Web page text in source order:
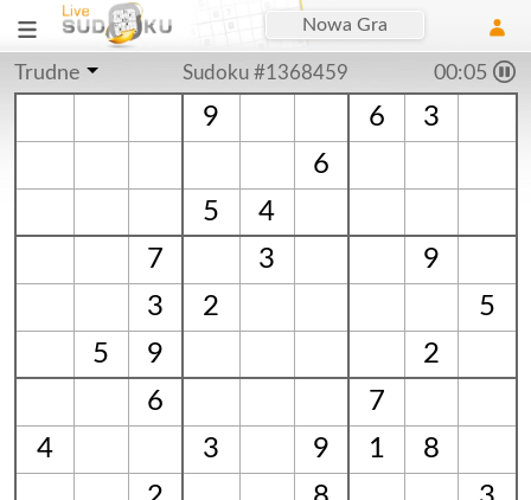
Nowa Gra
Trudne Sudoku #1368459 00:06
9 6
3
6
5
4
7
3
9
3
2
5
5
9
2
6
7
4
3 9 1
8